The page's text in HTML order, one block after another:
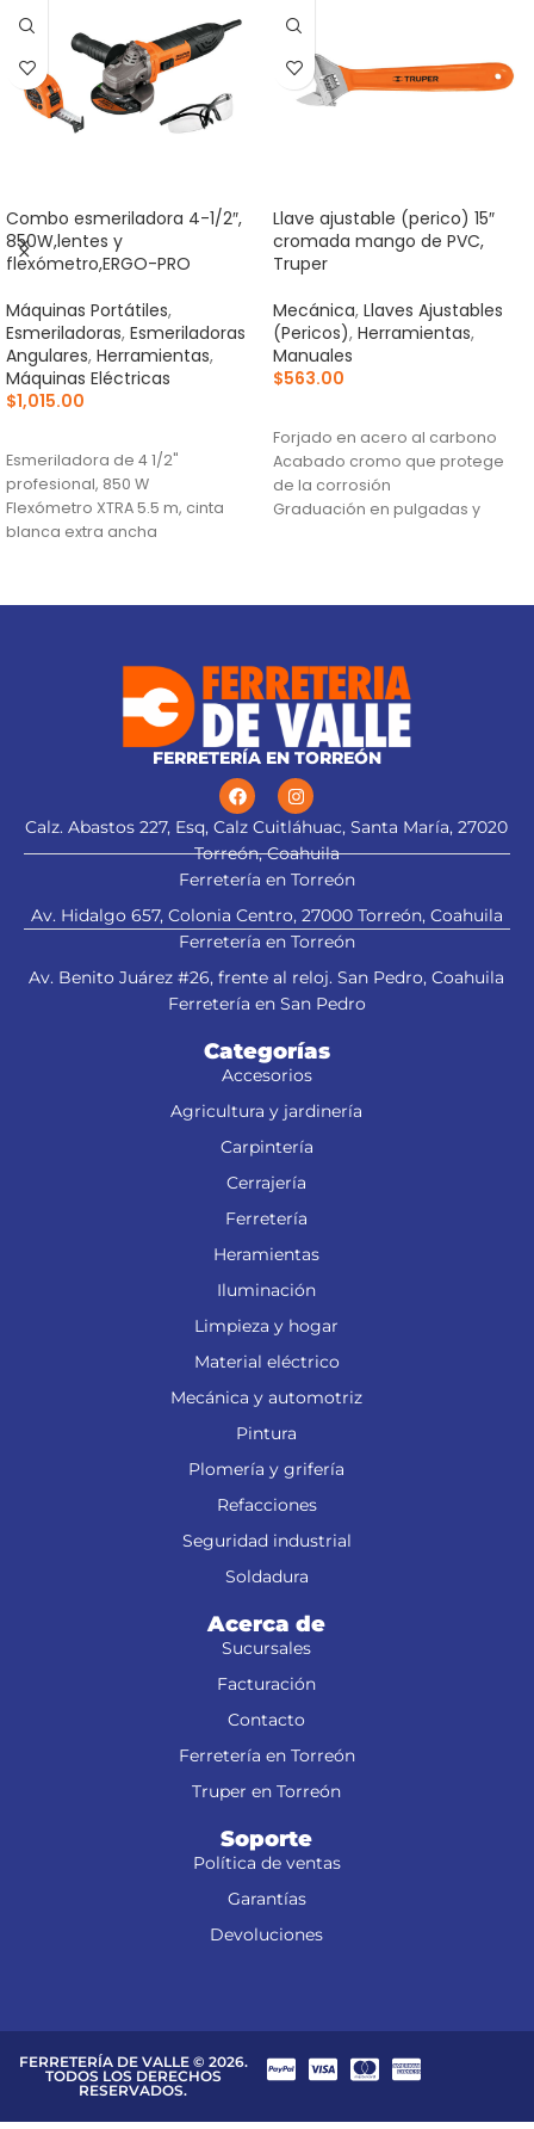
Combo esmeriladora 4-1/2″,
850W,lentes y
flexómetro,ERGO-PRO
Máquinas Portátiles,
Esmeriladoras, Esmeriladoras
Angulares, Herramientas,
Máquinas Eléctricas
$1,015.00
Esmeriladora de 4 1/2"
profesional, 850 W
Flexómetro XTRA 5.5 m, cinta
blanca extra ancha
alt="Aplica a
esmeriladora" title="Aplica a
esmeriladora">
Llave ajustable (perico) 15″
cromada mango de PVC,
Truper
Mecánica, Llaves Ajustables
(Pericos), Herramientas,
Manuales
$563.00
Forjado en acero al carbono
Acabado cromo que protege
de la corrosión
Graduación en pulgadas y
FERRETERÍA EN TORREÓN
Calz. Abastos 227, Esq, Calz Cuitláhuac, Santa María, 27020
Torreón, Coahuila
Ferretería en Torreón
Av. Hidalgo 657, Colonia Centro, 27000 Torreón, Coahuila
Ferretería en Torreón
Av. Benito Juárez #26, frente al reloj. San Pedro, Coahuila
Ferretería en San Pedro
Categorías
Accesorios
Agricultura y jardinería
Carpintería
Cerrajería
Ferretería
Heramientas
Iluminación
Limpieza y hogar
Material eléctrico
Mecánica y automotriz
Pintura
Plomería y grifería
Refacciones
Seguridad industrial
Soldadura
Acerca de
Sucursales
Facturación
Contacto
Ferretería en Torreón
Truper en Torreón
Soporte
Política de ventas
Garantías
Devoluciones
FERRETERÍA DE VALLE © 2026.
TODOS LOS DERECHOS
RESERVADOS.